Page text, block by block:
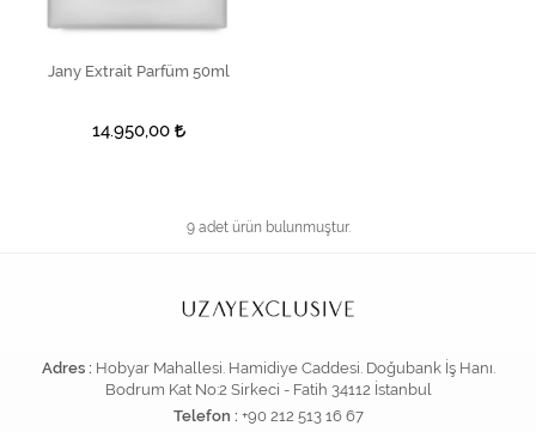
SEPETE EKLE
Jany Extrait Parfüm 50ml
14.950,00
9 adet ürün bulunmuştur.
Adres : Hobyar Mahallesi. Hamidiye Caddesi. Doğubank İş Hanı.
Bodrum Kat No:2 Sirkeci - Fatih 34112 İstanbul
Telefon : +90 212 513 16 67